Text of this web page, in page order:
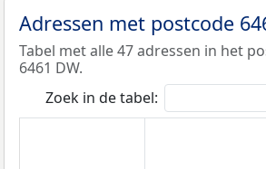
Adressen met postcode
Tabel met alle 47 adressen in het
6461 DW.
Zoek in de tabel: